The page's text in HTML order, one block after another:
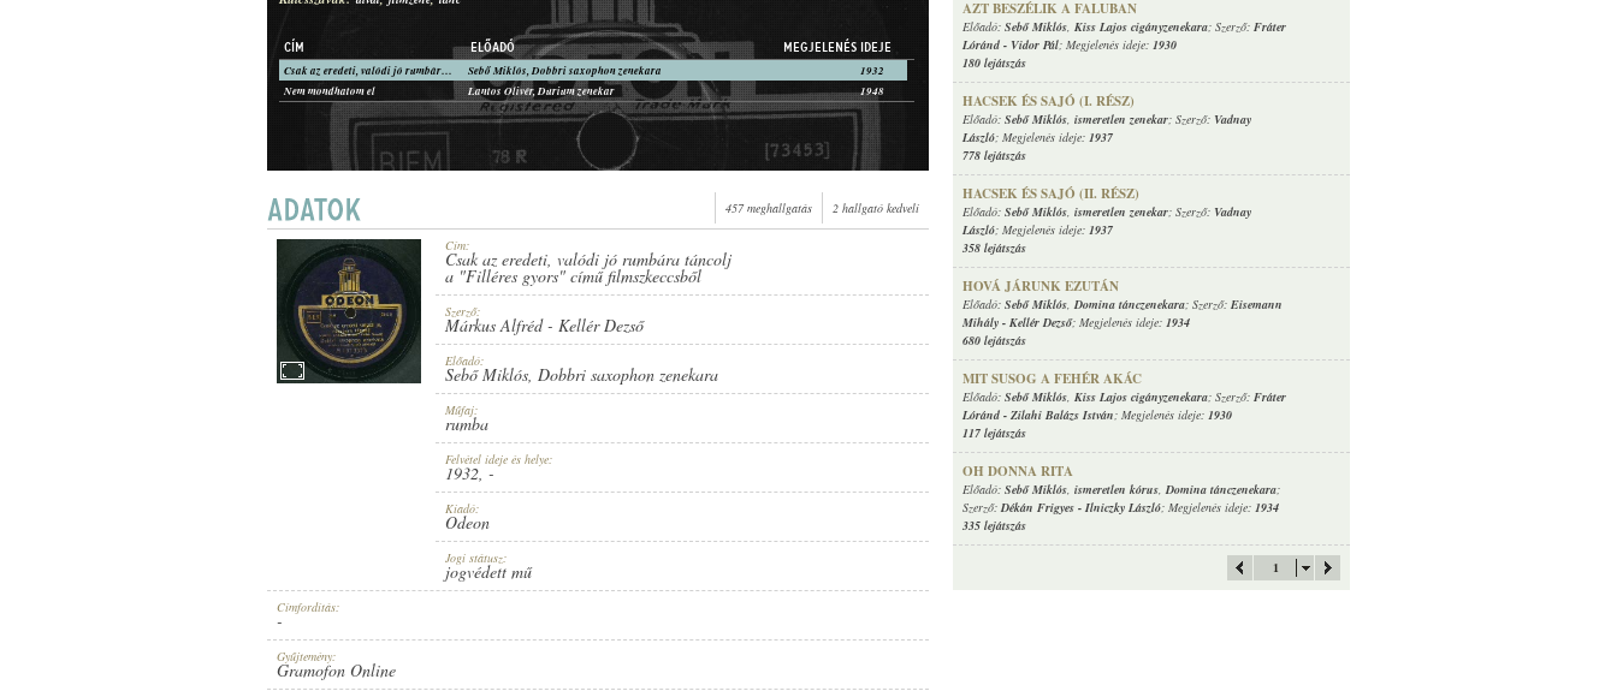
AZT BESZÉLIK A FALUBAN
Előadó: Sebő Miklós, Kiss Lajos cigányzenekara; Szerző: Fráter
Lóránd - Vidor Pál; Megjelenés ideje: 1930
180 lejátszás
HACSEK ÉS SAJÓ (I. RÉSZ)
Előadó: Sebő Miklós, ismeretlen zenekar; Szerző: Vadnay
László; Megjelenés ideje: 1937
778 lejátszás
HACSEK ÉS SAJÓ (II. RÉSZ)
Előadó: Sebő Miklós, ismeretlen zenekar; Szerző: Vadnay
László; Megjelenés ideje: 1937
358 lejátszás
HOVÁ JÁRUNK EZUTÁN
Előadó: Sebő Miklós,Domina tánczenekara; Szerző: Eisemann
Mihály - Kellér Dezső; Megjelenés ideje: 1934
680 lejátszás
MIT SUSOG A FEHÉR AKÁC
Előadó: Sebő Miklós, Kiss Lajos cigányzenekara; Szerző: Fráter
Lóránd - Zilahi Balázs István; Megjelenés ideje: 1930
117 lejátszás
OH DONNA RITA
Előadó: Sebő Miklós, ismeretlen kórus,Domina tánczenekara;
Szerző:Dékán Frigyes - Ilniczky László; Megjelenés ideje: 1934
335 lejátszás
1
MŰFAJ: RUMBA
MEGJELENÉS IDEJE: 1932
CÍM ELŐADÓ MEGJELENÉS IDEJE
Csak az eredeti, valódi jó rumbára táncolj Sebő Miklós, Dobbri saxophon zenekara
1932
Nem mondhatom el
Lantos Olivér, Durium zenekar 1948
457 meghallgatás 2 hallgató kedveli
Cím:
Csak az eredeti, valódi jó rumbára táncolj
a "Filléres gyors" című filmszkeccsből
Szerző:
Márkus Alfréd- Kellér Dezső
Előadó:
Sebő Miklós, Dobbri saxophon zenekara
Műfaj:
rumba
Felvétel ideje és helye:
1932, -
Kiadó:
Odeon
Jogi státusz:
jogvédett mű
Címfordítás:
-
Gyűjtemény:
Gramofon Online